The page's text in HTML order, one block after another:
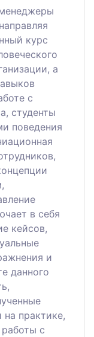
курс
а
с
студенты
поведения
в себя
кейсов,
и
данного
на практике,
с